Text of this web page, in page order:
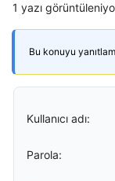
1 yazı
Bu konuyu
Kullanıcı adı:
Parola: